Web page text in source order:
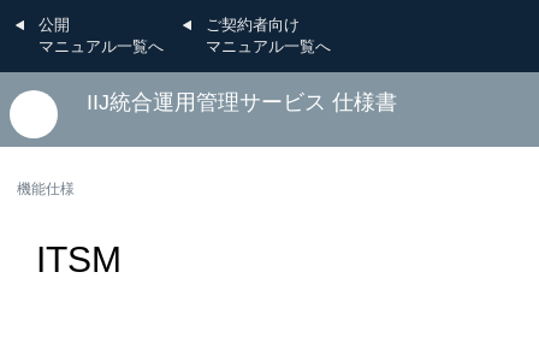
公開
マニュアル一覧へ
ご契約者向け
マニュアル一覧へ
IIJ統合運用管理サービス 仕様書
機能仕様
ITSM